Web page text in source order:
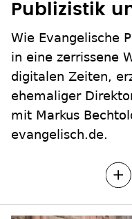
Publizistik
Wie Evangelische
in eine zerrissene
digitalen Zeiten,
ehemaliger
mit Markus
evangelisch.de.